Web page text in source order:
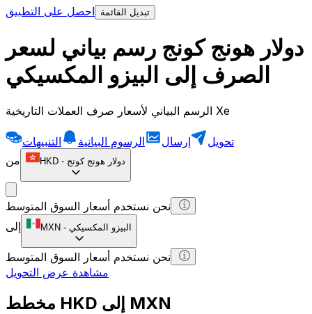
احصل على التطبيق
تبديل القائمة
دولار هونج كونج رسم بياني لسعر
الصرف إلى البيزو المكسيكي
الرسم البياني لأسعار صرف العملات التاريخية Xe
تحويل إرسال الرسوم البيانية
التنبيهات
من
HKD - دولار هونج كونج
نحن نستخدم أسعار السوق المتوسط
إلى
MXN - البيزو المكسيكي
نحن نستخدم أسعار السوق المتوسط
مشاهدة عرض التحويل
مخطط HKD إلى MXN